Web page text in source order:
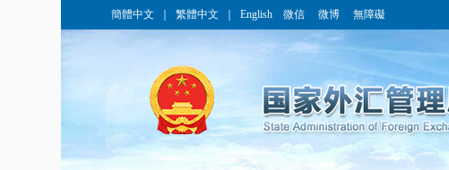
簡體中文 繁體中文 English 微信 微博 無障礙